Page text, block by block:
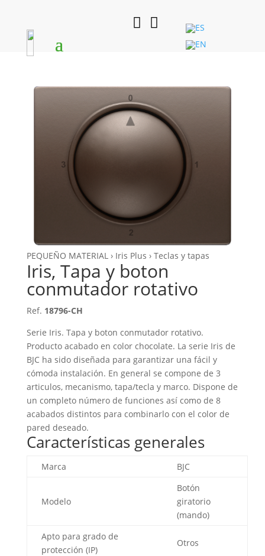
 
PEQUEÑO MATERIAL › Iris Plus › Teclas y tapas
Iris, Tapa y boton
conmutador rotativo
Ref. 18796-CH
Serie Iris. Tapa y boton conmutador rotativo.
Producto acabado en color chocolate. La serie Iris de
BJC ha sido diseñada para garantizar una fácil y
cómoda instalación. En general se compone de 3
articulos, mecanismo, tapa/tecla y marco. Dispone de
un completo número de funciones así como de 8
acabados distintos para combinarlo con el color de
pared deseado.
Características generales
Marca BJC
Modelo
Botón
giratorio
(mando)
Apto para grado de
protección (IP)
Otros